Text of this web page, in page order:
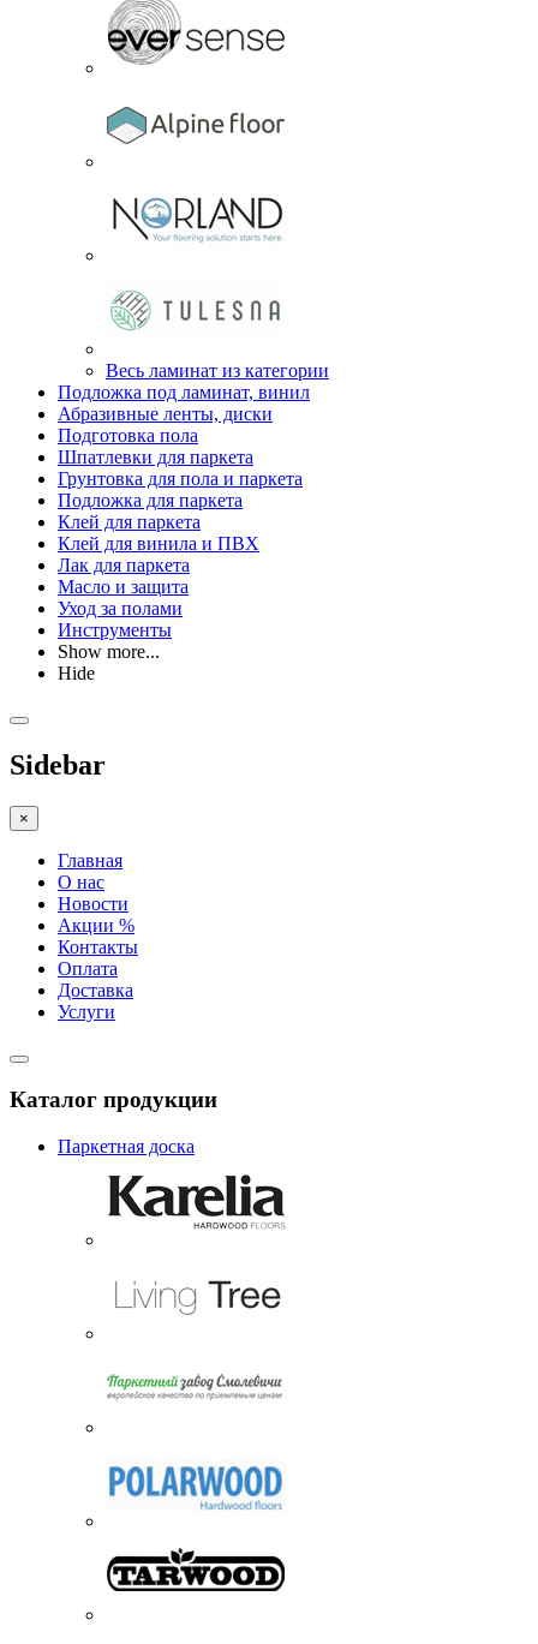
Весь ламинат из категории
Подложка под ламинат, винил
Абразивные ленты, диски
Подготовка пола
Шпатлевки для паркета
Грунтовка для пола и паркета
Подложка для паркета
Клей для паркета
Клей для винила и ПВХ
Лак для паркета
Масло и защита
Уход за полами
Инструменты
Show more...
Hide
Sidebar
×
Главная
О нас
Новости
Акции %
Контакты
Оплата
Доставка
Услуги
Каталог продукции
Паркетная доска